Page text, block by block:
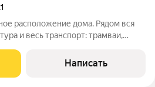
расположение дома. Рядом вся
и весь транспорт: трамваи,
Квартира освобождена.
Написать